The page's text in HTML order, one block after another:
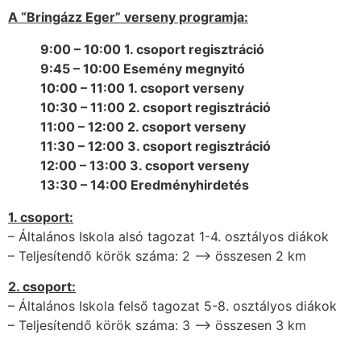
A “Bringázz Eger” verseny programja:
9:00 – 10:00 1. csoport regisztráció
9:45 – 10:00 Esemény megnyitó
10:00 – 11:00 1. csoport verseny
10:30 – 11:00 2. csoport regisztráció
11:00 – 12:00 2. csoport verseny
11:30 – 12:00 3. csoport regisztráció
12:00 – 13:00 3. csoport verseny
13:30 – 14:00 Eredményhirdetés
1. csoport:
– Általános Iskola alsó tagozat 1-4. osztályos diákok
– Teljesítendő körök száma: 2 –> összesen 2 km
2. csoport:
– Általános Iskola felső tagozat 5-8. osztályos diákok
– Teljesítendő körök száma: 3 –> összesen 3 km